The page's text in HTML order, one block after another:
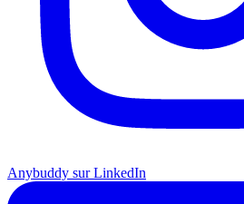
Anybuddy sur LinkedIn